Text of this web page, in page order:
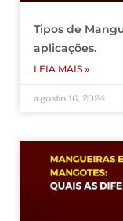
Tipos de
aplicações.
LEIA MAIS »
agosto 16, 2024